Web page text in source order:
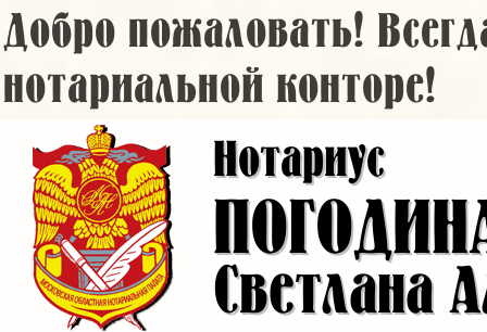
Перейти к основному содержанию
Добро пожаловать!
нотариальной конторе!
Нотариус
Светлана